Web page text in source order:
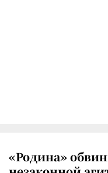
«Родина»